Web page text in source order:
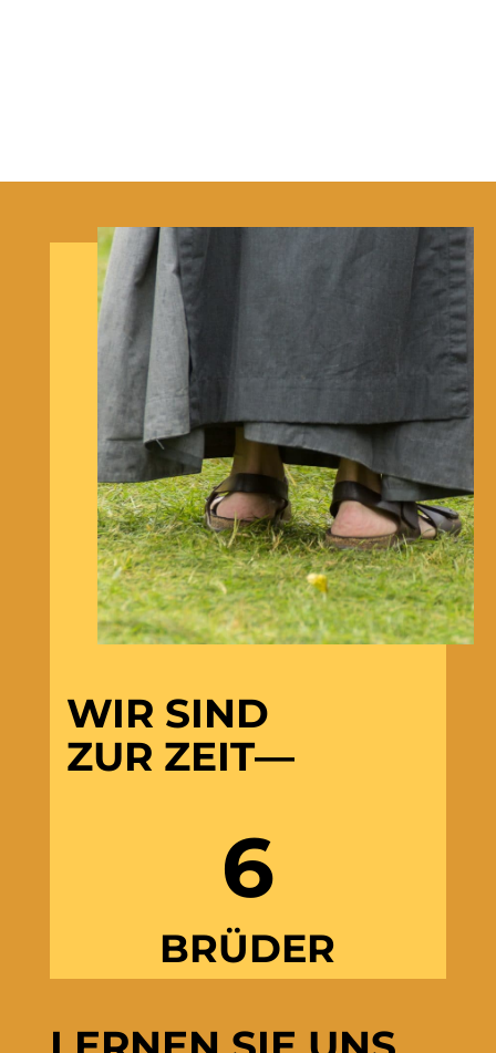
WIR SIND
ZUR ZEIT—
6
BRÜDER